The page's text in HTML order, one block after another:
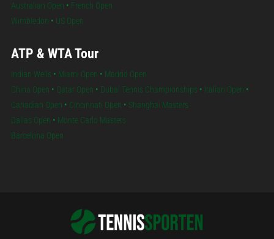
Australian Open • French Open
Wimbledon • US Open
ATP & WTA Tour
Indian Wells • Miami Open • Madrid Open
China Open • Qatar Open • Dubai Tennis Championships • Italian Open •
Canadian Open • Cincinnati Open • Shanghai Masters
Dallas Open • Monte Carlo Masters
Barcelona Open